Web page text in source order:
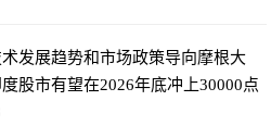
发展趋势和市场政策导向摩根大
股市有望在2026年底冲上30000点